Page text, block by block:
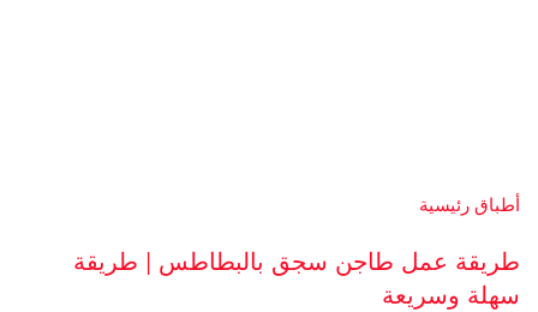
أطباق رئيسية
طريقة عمل طاجن سجق بالبطاطس | طريقة
سهلة وسريعة